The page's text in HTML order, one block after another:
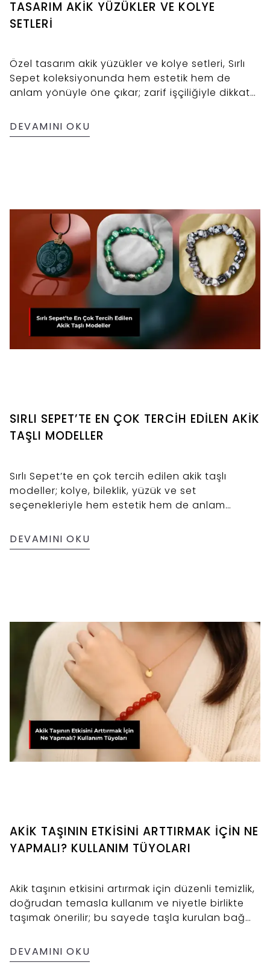
TASARIM AKİK YÜZÜKLER VE KOLYE
SETLERİ
Özel tasarım akik yüzükler ve kolye setleri, Sırlı
Sepet koleksiyonunda hem estetik hem de
anlam yönüyle öne çıkar; zarif işçiliğiyle dikkat
DEVAMINI OKU
SIRLI SEPET’TE EN ÇOK TERCİH EDİLEN AKİK
TAŞLI MODELLER
Sırlı Sepet’te en çok tercih edilen akik taşlı
modeller; kolye, bileklik, yüzük ve set
seçenekleriyle hem estetik hem de anlam
DEVAMINI OKU
AKİK TAŞININ ETKİSİNİ ARTTIRMAK İÇİN NE
YAPMALI? KULLANIM TÜYOLARI
Akik taşının etkisini artırmak için düzenli temizlik,
doğrudan temasla kullanım ve niyetle birlikte
taşımak önerilir; bu sayede taşla kurulan bağ
DEVAMINI OKU